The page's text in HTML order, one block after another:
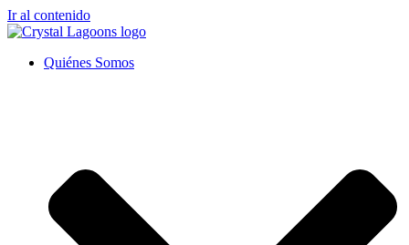
Ir al contenido
Quiénes Somos